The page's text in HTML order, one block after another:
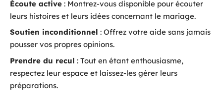
Écoute active : Montrez-vous disponible pour écouter
leurs histoires et leurs idées concernant le mariage.
Soutien inconditionnel : Offrez votre aide sans jamais
pousser vos propres opinions.
Prendre du recul : Tout en étant enthousiasme,
respectez leur espace et laissez-les gérer leurs
préparations.